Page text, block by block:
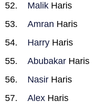
Malik Haris
Amran Haris
Harry Haris
Abubakar Haris
Nasir Haris
Alex Haris